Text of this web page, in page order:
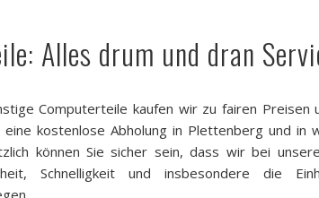
Alles drum und dran
Computerteile kaufen wir zu fairen Preisen
kostenlose Abholung in Plettenberg und in
können Sie sicher sein, dass wir bei
Schnelligkeit und insbesondere die